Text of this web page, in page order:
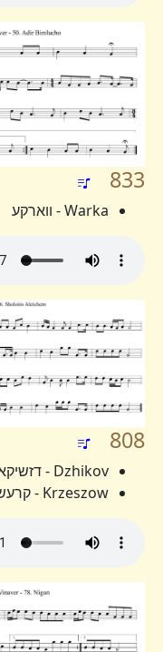
833
Warka - ווארקע
808
Dzhikov - דזשיקאוו
Krzeszow - קרעשאוו